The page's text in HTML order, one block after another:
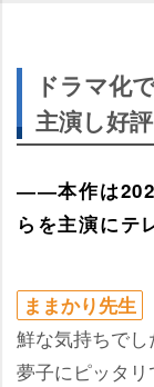
ドラマ化
主演し好
――本作は
らを主演にテ
ままかり先生
鮮な気持ちで
夢子にピッタ